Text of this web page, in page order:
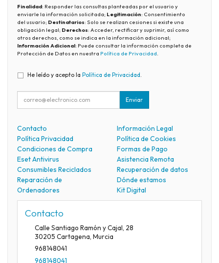
Finalidad: Responder las consultas planteadas por el usuario y
enviarle la información solicitada; Legitimación: Consentimiento
del usuario; Destinatarios: Solo se realizan cesiones si existe una
obligación legal; Derechos: Acceder, rectificar y suprimir, así como
otros derechos, como se indica en la información adicional;
Información Adicional: Puede consultar la información completa de
Protección de Datos en nuestra Política de Privacidad.
He leído y acepto la Política de Privacidad
Enviar
Contacto
Información Legal
Política Privacidad
Política de Cookies
Condiciones de Compra
Formas de Pago
Eset Antivirus
Asistencia Remota
Consumibles Reciclados
Recuperación de datos
Reparación de
Ordenadores
Dónde estamos
Kit Digital
Contacto
Calle Santiago Ramón y Cajal, 28
30205 Cartagena, Murcia
968148041
968148041